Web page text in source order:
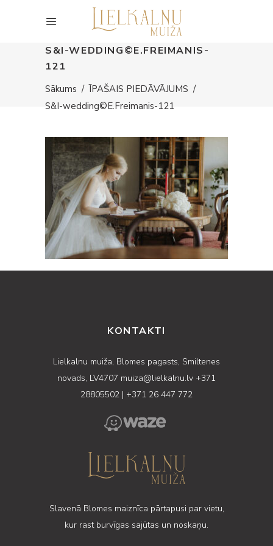
S&I-WEDDING©E.FREIMANIS-
121
Sākums /ĪPAŠAIS PIEDĀVĀJUMS /
S&I-wedding©E.Freimanis-121
KONTAKTI
Lielkalnu muiža, Blomes pagasts, Smiltenes
novads, LV4707 muiza@lielkalnu.lv +371
28805502 | +371 26 447 772
Slavenā Blomes maiznīca pārtapusi par vietu,
kur rast burvīgas sajūtas un noskaņu.